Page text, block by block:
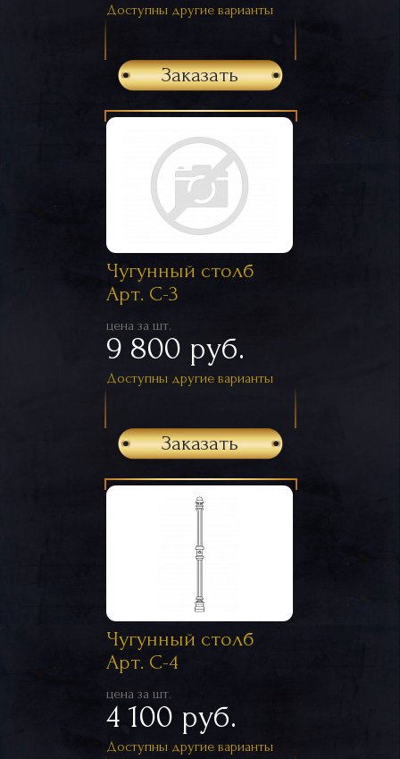
Доступны другие варианты
Заказать
Чугунный столб
Арт. С-3
цена за шт.
9 800 руб.
Доступны другие варианты
Заказать
Чугунный столб
Арт. С-4
цена за шт.
4 100 руб.
Доступны другие варианты